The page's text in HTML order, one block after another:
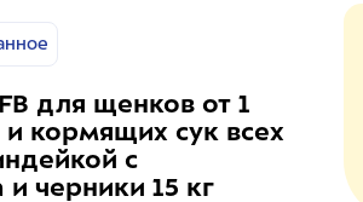
для щенков от 1
кормящих сук всех
с
черники 15 кг